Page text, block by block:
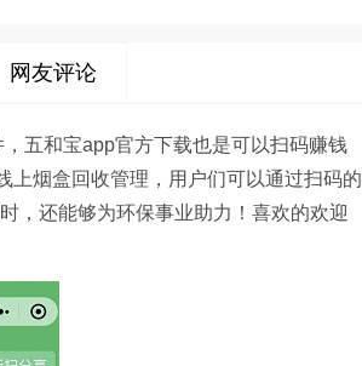
网友评论
五和宝app官方下载也是可以扫码赚钱
上烟盒回收管理，用户们可以通过扫码的
，还能够为环保事业助力！喜欢的欢迎